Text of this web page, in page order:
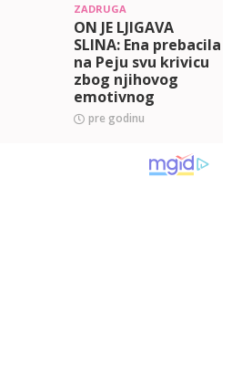
ZADRUGA
ON JE LJIGAVA
SLINA: Ena prebacila
na Peju svu krivicu
zbog njihovog
emotivnog
brodoloma, on
doleteo do nje, pa
GROMA! (VIDEO)
pre godinu